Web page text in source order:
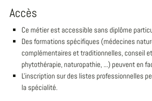
Accès
Ce métier est accessible sans diplôme
Des formations spécifiques (médecines
complémentaires et traditionnelles, conseil
phytothérapie, naturopathie, ...) peuvent en
L'inscription sur des listes professionnelles
la spécialité.